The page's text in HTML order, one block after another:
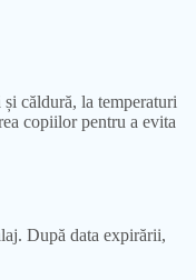
căldură, la temperaturi
copiilor pentru a evita
După data expirării,